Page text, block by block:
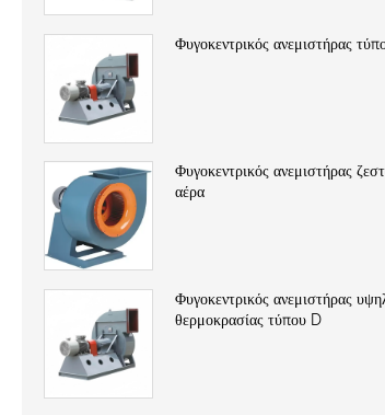
Φυγοκεντρικός ανεμιστήρας
Φυγοκεντρικός ανεμιστήρας
αέρα
Φυγοκεντρικός ανεμιστήρας
θερμοκρασίας τύπου D